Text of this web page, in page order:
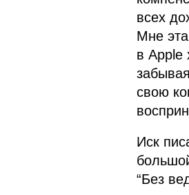
всех
Мне
в Apple
свою
Иск
“Без